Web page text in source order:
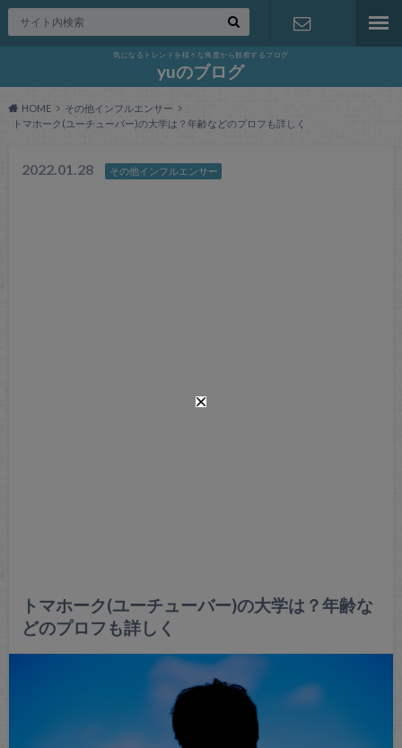
気になるトレンドを様々な角度から観察するブログ
yuのブログ
HOME
その他インフルエンサー
トマホーク(ユーチューバー)の大学は？年齢などのプロフも詳しく
2022.01.28 その他インフルエンサー
トマホーク(ユーチューバー)の大学は？年齢な
どのプロフも詳しく